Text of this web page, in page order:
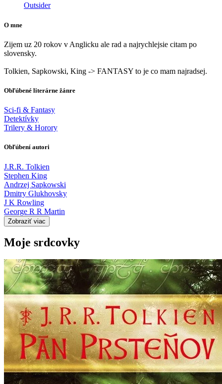
Outsider
O mne
Zijem uz 20 rokov v Anglicku ale rad a najrychlejsie citam po
slovensky.
Tolkien, Sapkowski, King -> FANTASY to je co mam najradsej.
Obľúbené literárne žánre
Sci-fi & Fantasy
Detektívky
Trilery & Horory
Obľúbení autori
J.R.R. Tolkien
Stephen King
Andrzej Sapkowski
Dmitry Glukhovsky
J K Rowling
George R R Martin
Zobraziť viac
Moje srdcovky